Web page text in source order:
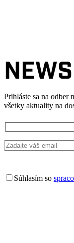
Prihláste sa na odber
všetky aktuality na
Súhlasím so